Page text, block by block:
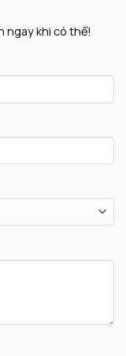
ngay khi có thể!